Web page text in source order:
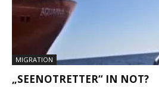
MIGRATION
„SEENOTRETTER“ IN NOT?